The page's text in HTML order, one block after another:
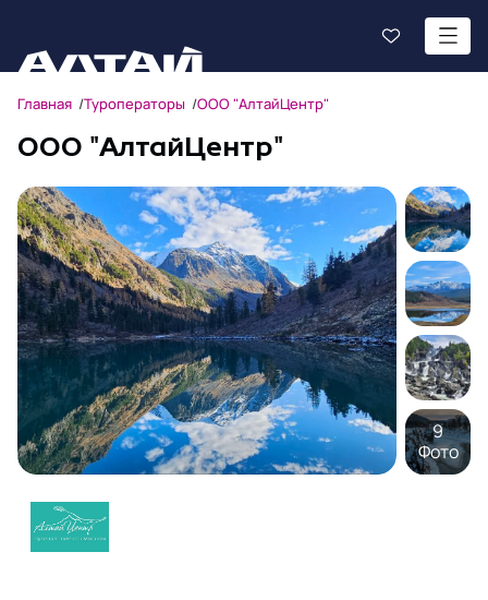
Главная Туроператоры ООО "АлтайЦентр"
ООО "АлтайЦентр"
9
Фото